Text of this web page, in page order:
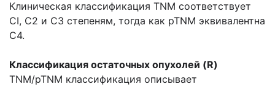
Клиническая классификация TNM соответствует
CI, С2 и С3 степеням, тогда как pTNM эквивалентна
С4.
Классификация остаточных опухолей (R)
TNM/pTNM классификация описывает